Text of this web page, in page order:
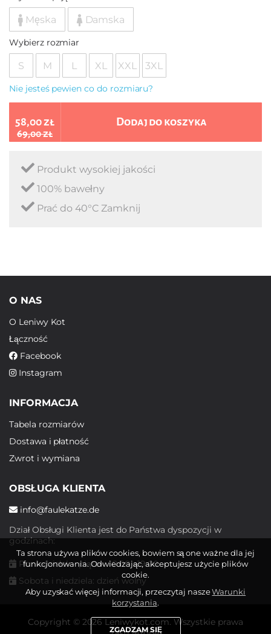
Męska Damska
Wybierz rozmiar
S M L XL XXL 3XL
Nie jesteś pewien co do rozmiaru?
58,00 zł
69,00 zł
Dodaj do koszyka
Produkt wysokiej jakości
100% bawełny
Prać do 40°C Zamknij
O NAS
O Leniwy Kot
Łączność
Facebook
Instagram
INFORMACJA
Tabela rozmiarów
Dostawa i płatność
Zwrot i wymiana
OBSŁUGA KLIENTA
info@faulekatze.de
Dział Obsługi Klienta jest do Państwa dyspozycji w
godzinach:
Poniedziałek - piątek: 10:00 - 19:00
Sobota i niedziela: dzień wolny
Copyright © 2026 Leniwykot.com. Wszystkie prawa
Ta strona używa plików cookies, bowiem są one ważne dla jej
funkcjonowania. Odwiedzając, akceptujesz użycie plików
cookie.
Aby uzyskać więcej informacji, przeczytaj naszeWarunki
korzystania.
ZGADZAM SIĘ